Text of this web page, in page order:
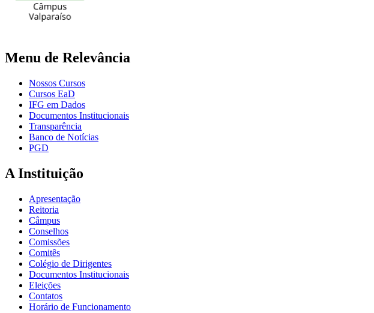
Menu de Relevância
Nossos Cursos
Cursos EaD
IFG em Dados
Documentos Institucionais
Transparência
Banco de Notícias
PGD
A Instituição
Apresentação
Reitoria
Câmpus
Conselhos
Comissões
Comitês
Colégio de Dirigentes
Documentos Institucionais
Eleições
Contatos
Horário de Funcionamento